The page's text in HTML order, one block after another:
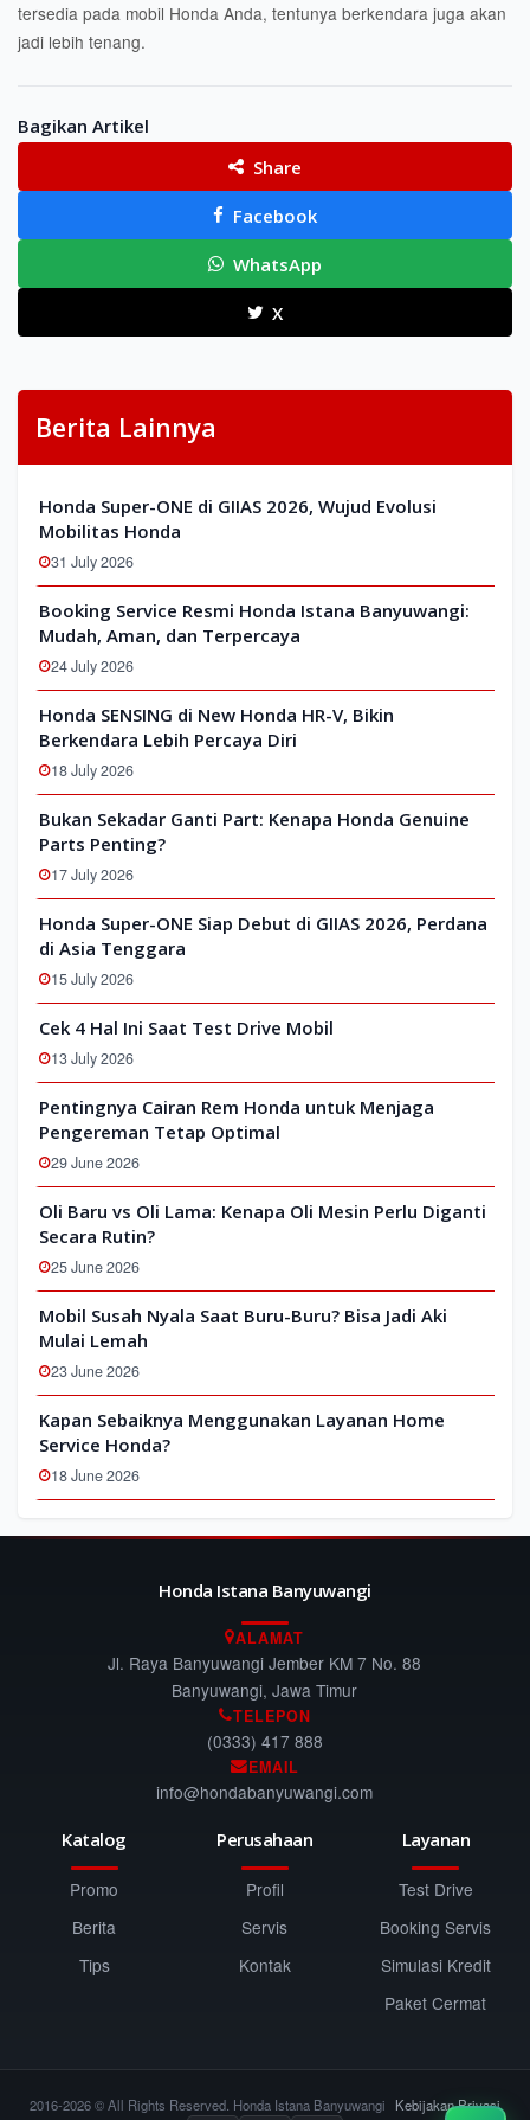
tersedia pada mobil Honda Anda, tentunya berkendara juga akan
jadi lebih tenang.
Bagikan Artikel
Share
Facebook
WhatsApp
X
Berita Lainnya
Honda Super-ONE di GIIAS 2026, Wujud Evolusi
Mobilitas Honda
31 July 2026
Booking Service Resmi Honda Istana Banyuwangi:
Mudah, Aman, dan Terpercaya
24 July 2026
Honda SENSING di New Honda HR-V, Bikin
Berkendara Lebih Percaya Diri
18 July 2026
Bukan Sekadar Ganti Part: Kenapa Honda Genuine
Parts Penting?
17 July 2026
Honda Super-ONE Siap Debut di GIIAS 2026, Perdana
di Asia Tenggara
15 July 2026
Cek 4 Hal Ini Saat Test Drive Mobil
13 July 2026
Pentingnya Cairan Rem Honda untuk Menjaga
Pengereman Tetap Optimal
29 June 2026
Oli Baru vs Oli Lama: Kenapa Oli Mesin Perlu Diganti
Secara Rutin?
25 June 2026
Mobil Susah Nyala Saat Buru-Buru? Bisa Jadi Aki
Mulai Lemah
23 June 2026
Kapan Sebaiknya Menggunakan Layanan Home
Service Honda?
18 June 2026
Honda Istana Banyuwangi
ALAMAT
Jl. Raya Banyuwangi Jember KM 7 No. 88
Banyuwangi, Jawa Timur
TELEPON
(0333) 417 888
EMAIL
info@hondabanyuwangi.com
Katalog
Promo
Berita
Tips
Perusahaan
Profil
Servis
Kontak
Layanan
Test Drive
Booking Servis
Simulasi Kredit
Paket Cermat
2016-2026 © All Rights Reserved. Honda Istana Banyuwangi Kebijakan Privasi